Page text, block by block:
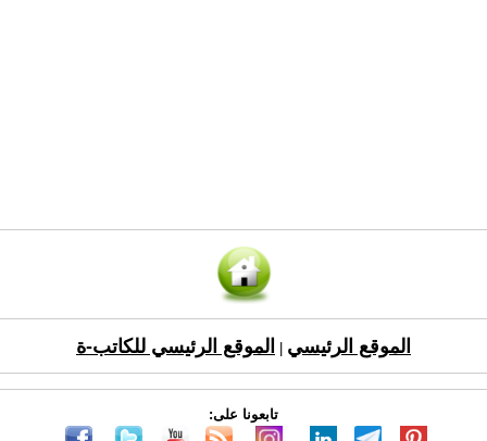
الموقع الرئيسي الموقع الرئيسي للكاتب-ة
تابعونا على: